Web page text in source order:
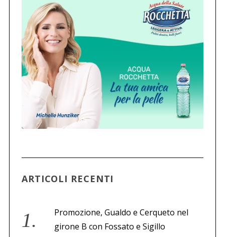
ARTICOLI RECENTI
Promozione, Gualdo e Cerqueto nel
girone B con Fossato e Sigillo